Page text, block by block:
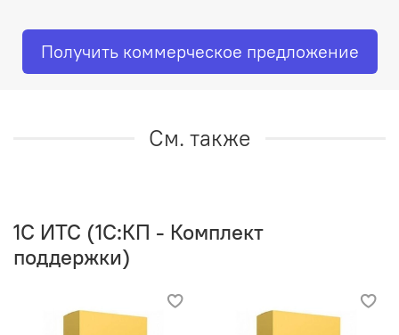
Получить коммерческое предложение
См. также
1C ИТС (1С:КП - Комплект
поддержки)